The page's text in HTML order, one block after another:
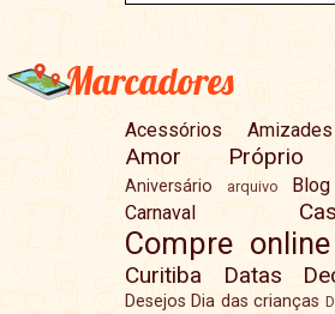
Marcadores
Acessórios Amizades
Amor Próprio
Aniversário arquivo Blog
Carnaval
Compre online
Curitiba Datas
Desejos Dia das crianças